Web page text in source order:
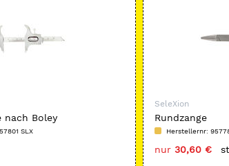
nach Boley
SLX
SeleXion
Rundzange
Herstellernr:
nur 30,60 €